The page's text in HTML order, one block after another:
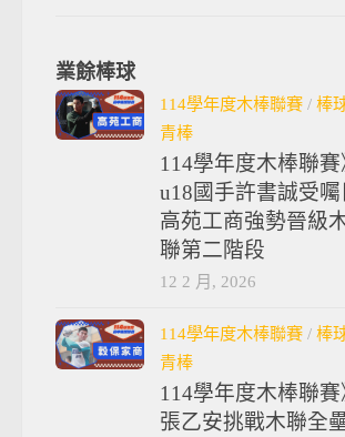
業餘棒球
114學年度木棒聯賽 / 棒
青棒
114學年度木棒聯賽
u18國手許書誠受囑
高苑工商強勢晉級
聯第二階段
12 2 月, 2026
114學年度木棒聯賽 / 棒
青棒
114學年度木棒聯賽
張乙安挑戰木聯全